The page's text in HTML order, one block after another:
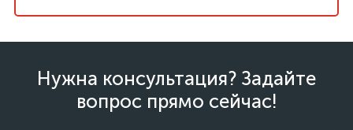
Нужна консультация? Задайте
вопрос прямо сейчас!